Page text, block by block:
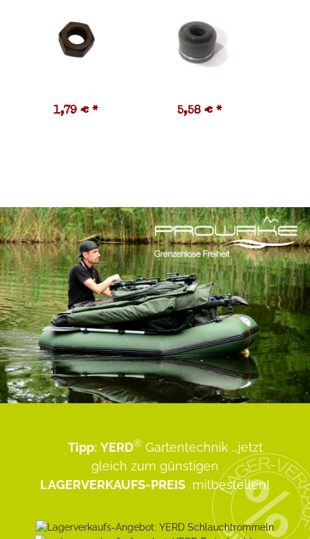
1,79 € * 5,58 € *
Tipp: YERD® Gartentechnik ...jetzt
gleich zum günstigen
LAGERVERKAUFS-PREIS mitbestellen!